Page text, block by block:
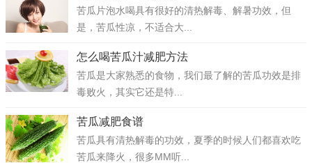
苦瓜片泡水喝具有很好的清热解毒、解暑功效，但
是，苦瓜性凉，不适合大...
怎么喝苦瓜汁减肥方法
苦瓜是大家熟悉的食物，我们最了解的苦瓜功效是排
毒败火，其实它还是特...
苦瓜减肥食谱
苦瓜具有清热解毒的功效，夏季的时候人们都喜欢吃
苦瓜来降火，很多MM听...